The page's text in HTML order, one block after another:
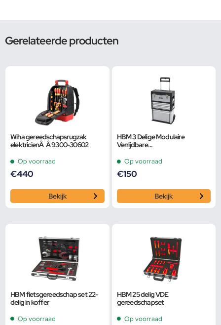
Gerelateerde producten
Wiha gereedschapsrugzak
elektricienÂ Â 9300-30602
Op voorraad
€440
Bekijk
HBM 3 Delige Modulaire
Verrijdbare
Op voorraad
€150
Bekijk
HBM fietsgereedschap set 22-
delig in koffer
Op voorraad
HBM 25 delig VDE
gereedschapset
Op voorraad